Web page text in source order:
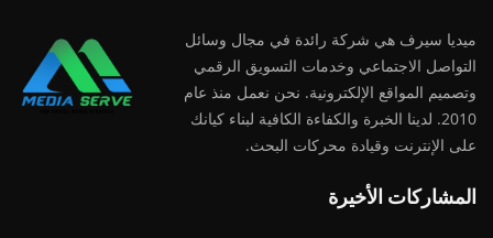
ميديا ​​سيرف هي شركة رائدة في مجال وسائل
التواصل الاجتماعي وخدمات التسويق الرقمي
وتصميم المواقع الإلكترونية. نحن نعمل منذ عام
2010. لدينا الخبرة والكفاءة الكافية لبناء كيانك
على الإنترنت وقيادة محركات البحث.
المشاركات الأخيرة